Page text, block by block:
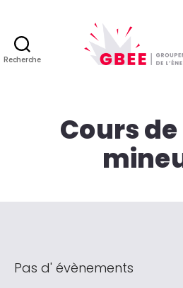
Recherche
Belge
de
Cours
Pas d' évènements